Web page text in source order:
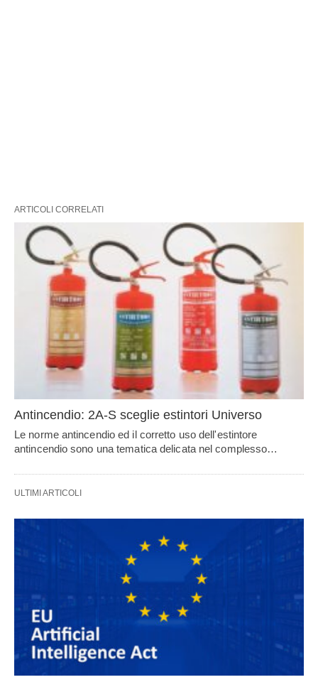
ARTICOLI CORRELATI
Antincendio: 2A-S sceglie estintori Universo
Le norme antincendio ed il corretto uso dell'estintore
antincendio sono una tematica delicata nel complesso…
ULTIMI ARTICOLI